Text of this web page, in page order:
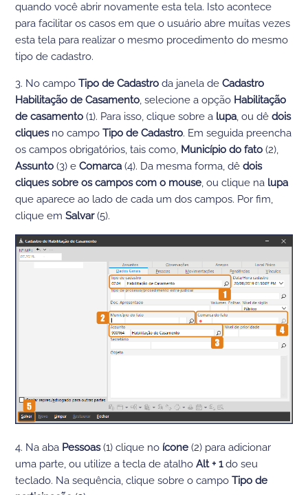
quando você abrir novamente esta tela. Isto acontece
para facilitar os casos em que o usuário abre muitas vezes
esta tela para realizar o mesmo procedimento do mesmo
tipo de cadastro.
3. No campoTipo de Cadastro da janela de Cadastro
Habilitação de Casamento, selecione a opção Habilitação
de casamento (1). Para isso, clique sobre a lupa, ou dêdois
cliquesno campoTipo de Cadastro. Em seguida preencha
os campos obrigatórios, tais como, Município do fato (2),
Assunto (3) eComarca (4). Da mesma forma, dêdois
cliques sobre os campos com o mouse, ou clique na lupa
que aparece ao lado de cada um dos campos. Por fim,
clique emSalvar(5).
4. Na aba Pessoas(1) clique no ícone (2) para adicionar
uma parte, ou utilize a tecla de atalhoAlt + 1do seu
teclado. Na sequência, clique sobre o campoTipo de